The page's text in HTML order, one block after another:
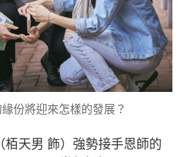
份將迎來怎樣的發展？
栢天男 飾）強勢接手恩師的